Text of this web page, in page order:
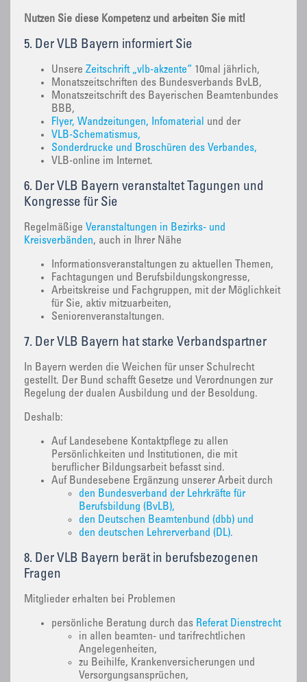
Nutzen Sie diese Kompetenz und arbeiten Sie mit!
5. Der VLB Bayern informiert Sie
Unsere Zeitschrift „vlb-akzente“ 10mal jährlich,
Monatszeitschriften des Bundesverbands BvLB,
Monatszeitschrift des Bayerischen Beamtenbundes
BBB,
Flyer, Wandzeitungen, Infomaterial und der
VLB-Schematismus,
Sonderdrucke und Broschüren des Verbandes,
VLB-online im Internet.
6. Der VLB Bayern veranstaltet Tagungen und
Kongresse für Sie
Regelmäßige Veranstaltungen in Bezirks- und
Kreisverbänden, auch in Ihrer Nähe
Informationsveranstaltungen zu aktuellen Themen,
Fachtagungen und Berufsbildungskongresse,
Arbeitskreise und Fachgruppen, mit der Möglichkeit
für Sie, aktiv mitzuarbeiten,
Seniorenveranstaltungen.
7. Der VLB Bayern hat starke Verbandspartner
In Bayern werden die Weichen für unser Schulrecht
gestellt. Der Bund schafft Gesetze und Verordnungen zur
Regelung der dualen Ausbildung und der Besoldung.
Deshalb:
Auf Landesebene Kontaktpflege zu allen
Persönlichkeiten und Institutionen, die mit
beruflicher Bildungsarbeit befasst sind.
Auf Bundesebene Ergänzung unserer Arbeit durch
den Bundesverband der Lehrkräfte für
Berufsbildung (BvLB),
den Deutschen Beamtenbund (dbb) und
den deutschen Lehrerverband (DL).
8. Der VLB Bayern berät in berufsbezogenen
Fragen
Mitglieder erhalten bei Problemen
persönliche Beratung durch das Referat Dienstrecht
in allen beamten- und tarifrechtlichen
Angelegenheiten,
zu Beihilfe, Krankenversicherungen und
Versorgungsansprüchen,